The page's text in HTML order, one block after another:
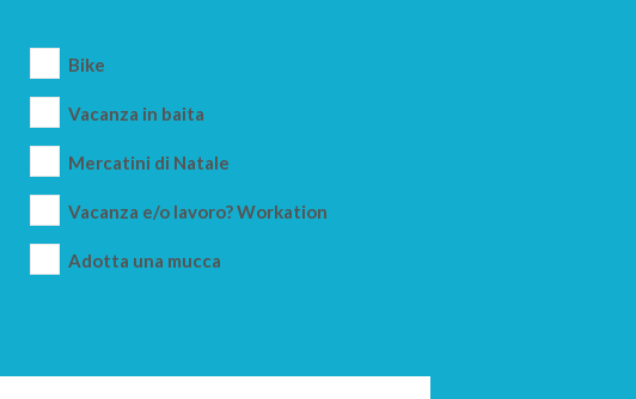
Bike
Vacanza in baita
Mercatini di Natale
Vacanza e/o lavoro? Workation
Adotta una mucca